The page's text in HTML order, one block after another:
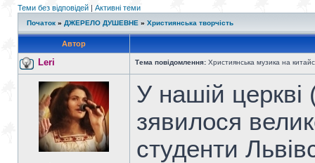
Теми без відповідей | Активні теми
Початок » ДЖЕРЕЛО ДУШЕВНЕ » Християнська творчість
Автор
Leri Тема повідомлення: Християнська музика на
У нашій
зявилося
студенти